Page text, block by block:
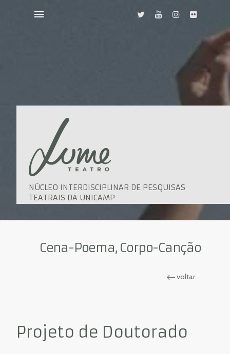
NÚCLEO INTERDISCIPLINAR DE PESQUISAS
TEATRAIS DA UNICAMP
Cena-Poema, Corpo-Canção
voltar
Projeto de Doutorado